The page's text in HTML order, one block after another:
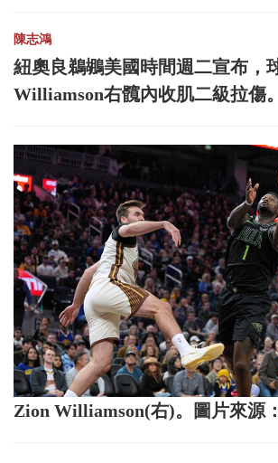
陳志鴻
紐奧良鵜鶘美國時間週二宣布，
Williamson右髖內收肌二級拉傷。
Zion Williamson(右)。圖片來源